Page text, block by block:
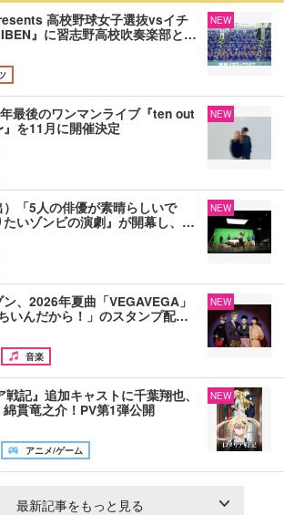
高校野球女子選抜vsイチ
』に習志野高校吹奏楽部と…
NEW
最後のワンマンライブ『ten out
を11月に開催決定
NEW
「5人の俳優が素晴らしいで
いゾンビの演劇』が開幕し、…
NEW
、2026年夏曲「VEGAVEGA」
いんだから！」のスタンプ配…
音楽
NEW
記』追加キャストに千葉翔也、
貫竜之介！PV第1弾公開
アニメ/ゲーム
NEW
最新記事をもっと見る